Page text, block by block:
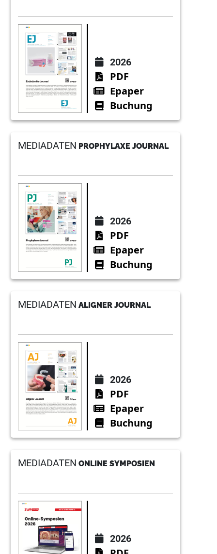
2026
PDF
Epaper
Buchung
MEDIADATEN PROPHYLAXE JOURNAL
2026
PDF
Epaper
Buchung
MEDIADATEN ALIGNER JOURNAL
2026
PDF
Epaper
Buchung
MEDIADATEN ONLINE SYMPOSIEN
2026